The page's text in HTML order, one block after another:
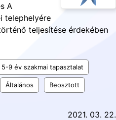
A
telephelyére
teljesítése érdekében
5-9 év szakmai tapasztalat
Általános Beosztott
2021. 03. 22.